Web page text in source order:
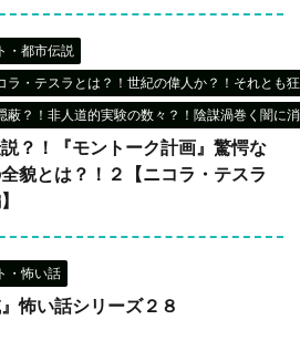
・都市伝説
ラ・テスラとは？！世紀の偉人か？！それとも
蔽？！非人道的実験の数々？！陰謀渦巻く闇に
？！『モントーク計画』驚愕な
貌とは？！２【ニコラ・テスラ
・怖い話
』怖い話シリーズ２８